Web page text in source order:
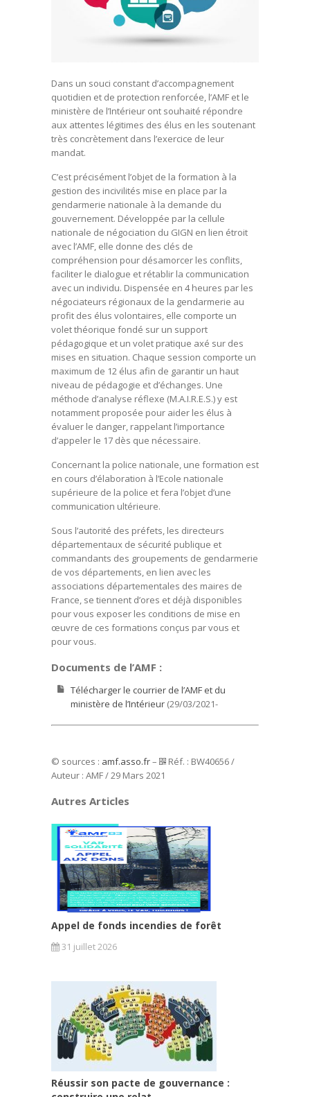
Dans un souci constant d’accompagnement
quotidien et de protection renforcée, l’AMF et le
ministère de l’Intérieur ont souhaité répondre
aux attentes légitimes des élus en les soutenant
très concrètement dans l’exercice de leur
mandat.
C’est précisément l’objet de la formation à la
gestion des incivilités mise en place par la
gendarmerie nationale à la demande du
gouvernement. Développée par la cellule
nationale de négociation du GIGN en lien étroit
avec l’AMF, elle donne des clés de
compréhension pour désamorcer les conflits,
faciliter le dialogue et rétablir la communication
avec un individu. Dispensée en 4 heures par les
négociateurs régionaux de la gendarmerie au
profit des élus volontaires, elle comporte un
volet théorique fondé sur un support
pédagogique et un volet pratique axé sur des
mises en situation. Chaque session comporte un
maximum de 12 élus afin de garantir un haut
niveau de pédagogie et d’échanges. Une
méthode d’analyse réflexe (M.A.I.R.E.S.) y est
notamment proposée pour aider les élus à
évaluer le danger, rappelant l’importance
d’appeler le 17 dès que nécessaire.
Concernant la police nationale, une formation est
en cours d’élaboration à l’Ecole nationale
supérieure de la police et fera l’objet d’une
communication ultérieure.
Sous l’autorité des préfets, les directeurs
départementaux de sécurité publique et
commandants des groupements de gendarmerie
de vos départements, en lien avec les
associations départementales des maires de
France, se tiennent d’ores et déjà disponibles
pour vous exposer les conditions de mise en
œuvre de ces formations conçus par vous et
pour vous.
Documents de l’AMF :
Télécharger le courrier de l’AMF et du
ministère de l’Intérieur(29/03/2021-
© sources : amf.asso.fr–
Réf. : BW40656 /
Auteur : AMF / 29 Mars 2021
Autres Articles
Appel de fonds incendies de forêt
31 juillet 2026
Réussir son pacte de gouvernance :